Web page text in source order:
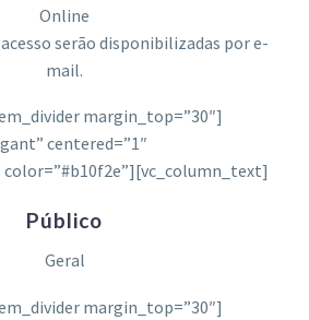
Online
serão disponibilizadas por e-
mail.
margin_top=”30″]
centered=”1″
color=”#b10f2e”][vc_column_text]
Público
Geral
margin_top=”30″]